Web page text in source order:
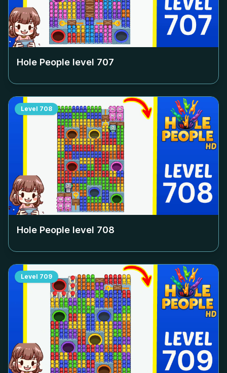
Hole People level 707
Level 708
Hole People level 708
Level 709